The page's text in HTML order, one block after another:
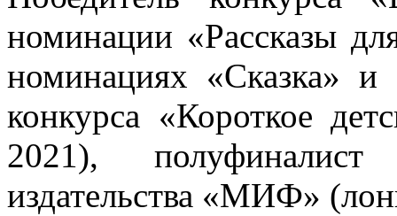
номинации «Рассказы
номинациях «Сказка»
конкурса «Короткое
2021),
издательства «МИФ»